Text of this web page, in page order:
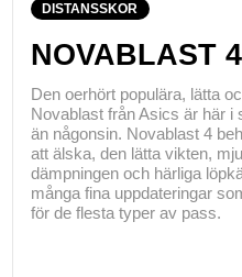
DISTANSSKOR
NOVABLAST 4
Den oerhört populära, lätta
Novablast från Asics är här i
än någonsin. Novablast 4
att älska, den lätta vikten,
dämpningen och härliga
många fina uppdateringar
för de flesta typer av pass.